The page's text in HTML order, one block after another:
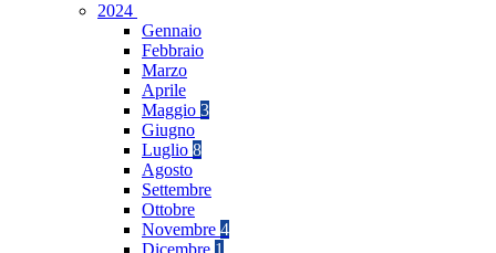
2024
Gennaio
Febbraio
Marzo
Aprile
Maggio 3
Giugno
Luglio 8
Agosto
Settembre
Ottobre
Novembre 4